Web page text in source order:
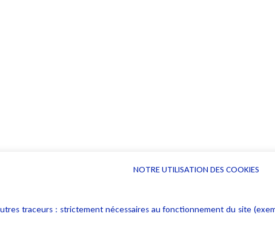
NOTRE UTILISATION DES COOKIES
traceurs : strictement nécessaires au fonctionnement du site